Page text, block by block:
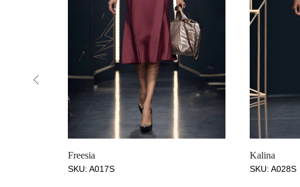
Freesia
SKU: A017S
Kalina
SKU: A028S